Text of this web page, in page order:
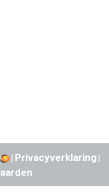
| Privacyverklaring|